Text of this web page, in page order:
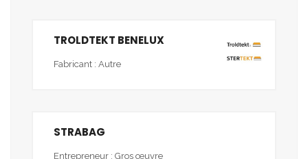
TROLDTEKT BENELUX
Fabricant : Autre
STRABAG
Entrepreneur : Gros œuvre